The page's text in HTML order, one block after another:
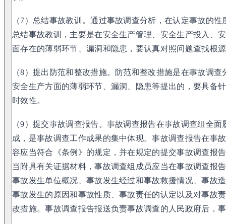
（7）总结事故教训。通过事故调查分析，在认定事故的
总结事故教训，主要是在安全生产管理、安全生产投入、
面存在的薄弱环节、漏洞和隐患，要认真对照问题查找根
（8）提出防范和整改措施。防范和整改措施是在事故调
安全生产方面的薄弱环节、漏洞、隐患等提出的，要具备
时效性。
（9）提交事故调查报告。事故调查报告在事故调查组全
成，是事故调查工作成果的集中体现。事故调查报告在事
容应当符合《条例》的规定，并在规定的提交事故调查报
当附具有关证据材料，事故调查组成员应当在事故调查报
事故发生单位概况、事故发生经过和事故救援情况、事故
事故发生的原因和事故性质、事故责任的认定以及对事故
改措施。事故调查报告报送负责事故调查的人民政府后，